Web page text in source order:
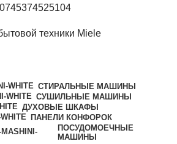
техники Miele
СТИРАЛЬНЫЕ МАШИНЫ
СУШИЛЬНЫЕ МАШИНЫ
ДУХОВЫЕ ШКАФЫ
ПАНЕЛИ КОНФОРОК
ПОСУДОМОЕЧНЫЕ
МАШИНЫ